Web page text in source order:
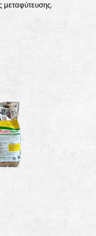
μεταφύτευσης.